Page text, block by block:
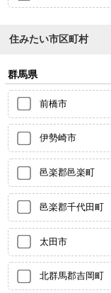
住みたい市区町村
群馬県
前橋市
伊勢崎市
邑楽郡邑楽町
邑楽郡千代田町
太田市
北群馬郡吉岡町